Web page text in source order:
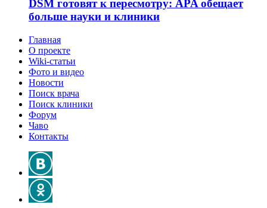
DSM готовят к пересмотру: APA обещает
больше науки и клиники
Главная
О проекте
Wiki-статьи
Фото и видео
Новости
Поиск врача
Поиск клиники
Форум
Чаво
Контакты